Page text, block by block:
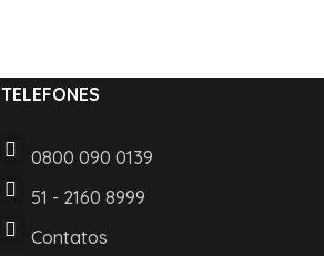
TELEFONES
0800 090 0139
51 - 2160 8999
Contatos